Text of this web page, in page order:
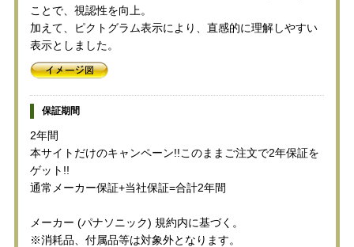
ことで、視認性を向上。
加えて、ピクトグラム表示により、直感的に理解しやすい
表示としました。
保証期間
2年間
本サイトだけのキャンペーン!!このままご注文で2年保証を
ゲット!!
通常メーカー保証+当社保証=合計2年間
メーカー (パナソニック) 規約内に基づく。
※消耗品、付属品等は対象外となります。